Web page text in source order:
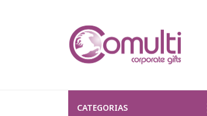
CATEGORIAS